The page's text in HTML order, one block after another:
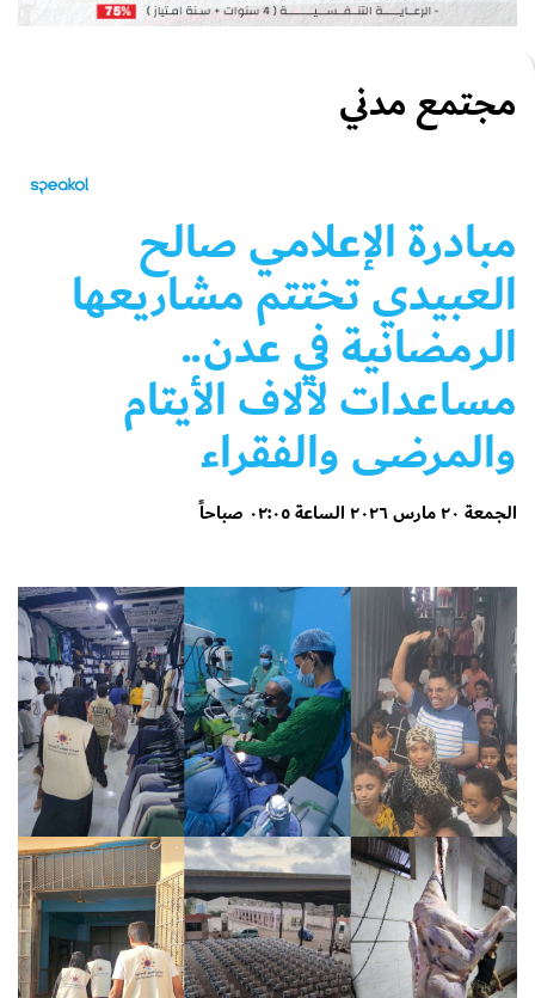
مجتمع مدني
مبادرة الإعلامي صالح
العبيدي تختتم مشاريعها
الرمضانية في عدن..
مساعدات لآلاف الأيتام
والمرضى والفقراء
الجمعة ٢٠ مارس ٢٠٢٦ الساعة ٠٢:٠٥ صباحاً